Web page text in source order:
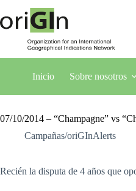
Inicio Sobre nosotros
07/10/2014 – “Champagne” vs
Campañas/oriGInAlerts
Recién la disputa de 4 años que